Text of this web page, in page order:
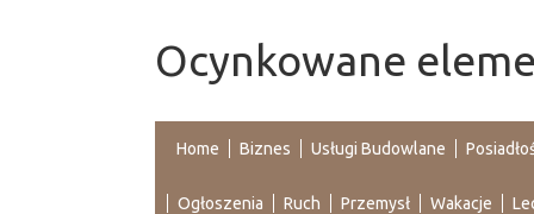
Ocynkowane
Home Biznes Usługi Budowlane
Ogłoszenia Ruch Przemysł Wakacje